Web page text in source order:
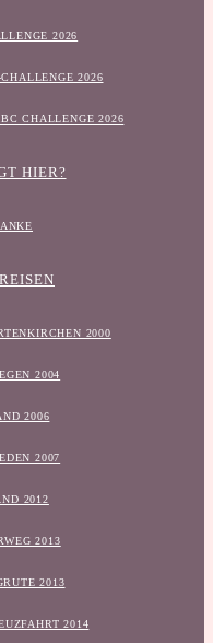
2026
2026
CHALLENGE 2026
HIER?
2000
2004
2006
2007
2012
2013
2013
2014